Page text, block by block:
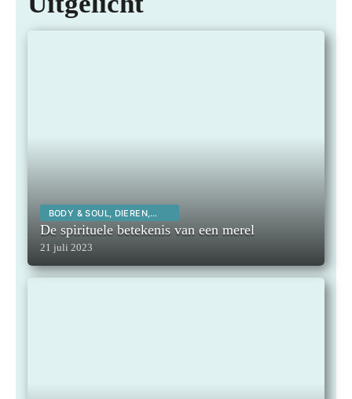
BODY & SOUL, DIEREN,
SPIRITUALITEIT,
De spirituele betekenis van een merel
21 juli 2023